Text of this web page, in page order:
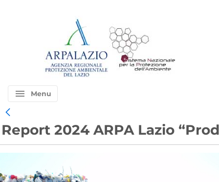
menu Menu
Report 2024 ARPA Lazio